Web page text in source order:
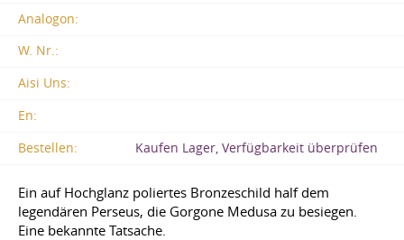
Analogon:
W. Nr.:
Aisi Uns:
En:
Bestellen:
Kaufen Lager, Verfügbarkeit überprüfen
Ein auf Hochglanz poliertes Bronzeschild half dem
legendären Perseus, die Gorgone Medusa zu besiegen.
Eine bekannte Tatsache.